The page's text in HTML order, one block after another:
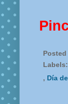
Labels:
, Día